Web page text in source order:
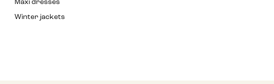
Maxi dresses
Winter jackets